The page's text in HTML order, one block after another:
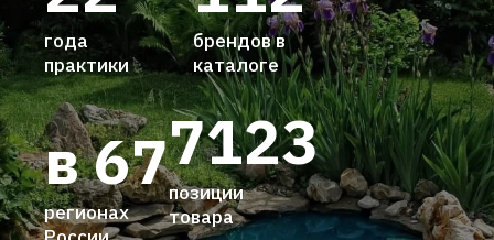
года
практики
брендов в
каталоге
7123
позиции
товара
в 67
регионах